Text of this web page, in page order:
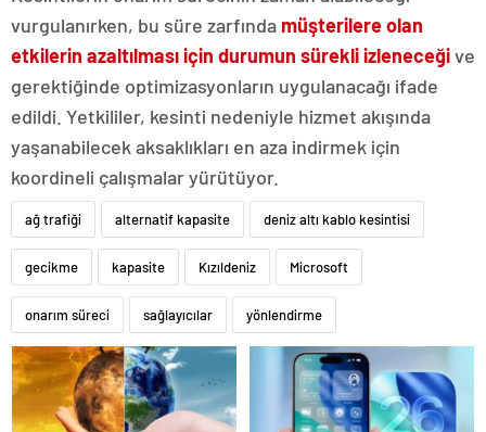
vurgulanırken, bu süre zarfında müşterilere olan
etkilerin azaltılması için durumun sürekli izleneceğive
gerektiğinde optimizasyonların uygulanacağı ifade
edildi. Yetkililer, kesinti nedeniyle hizmet akışında
yaşanabilecek aksaklıkları en aza indirmek için
koordineli çalışmalar yürütüyor.
ağ trafiği alternatif kapasite deniz altı kablo kesintisi
gecikme kapasite Kızıldeniz Microsoft
onarım süreci sağlayıcılar yönlendirme